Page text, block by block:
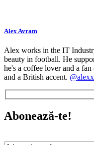
Alex Avram
Alex works in the IT
beauty in football. He
he's a coffee lover and a
and a British accent.
Abonează-te!